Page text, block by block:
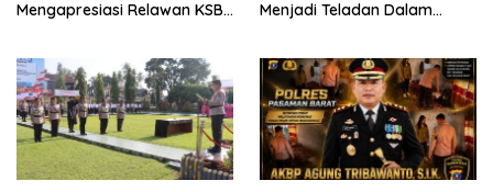
Mengapresiasi Relawan KSB
Bencana
Menjadi Teladan Dalam
Perlengkapan Keselamatan
Berkendara